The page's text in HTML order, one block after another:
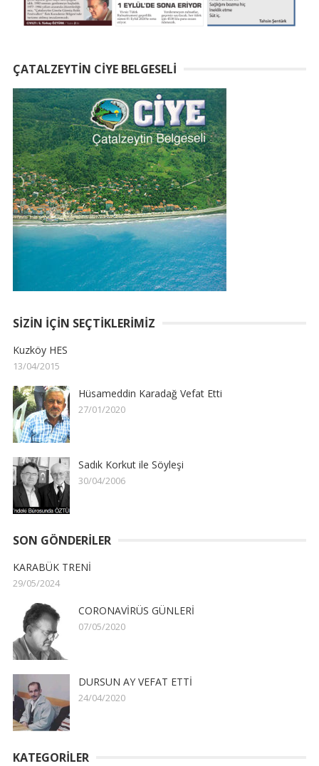
ÇATALZEYTIN CIYE BELGESELI
SIZIN İÇIN SEÇTIKLERIMIZ
Kuzköy HES
13/04/2015
Hüsameddin Karadağ Vefat Etti
27/01/2020
Sadık Korkut ile Söyleşi
30/04/2006
SON GÖNDERILER
KARABÜK TRENİ
29/05/2024
CORONAVİRÜS GÜNLERİ
07/05/2020
DURSUN AY VEFAT ETTİ
24/04/2020
KATEGORİLER